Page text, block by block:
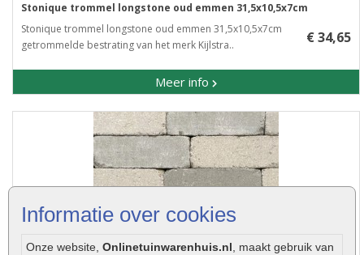
Informatie over cookies
Onze website, Onlinetuinwarenhuis.nl , maakt gebruik van
Stonique trommel longstone oud emmen 31,5x10,5x7cm
Stonique trommel longstone oud emmen 31,5x10,5x7cm ​
getrommelde bestrating van het merk Kijlstra..
Meer info
€ 34,65